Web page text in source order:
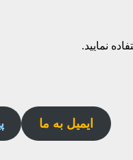
نمایید.
ایمیل به ما